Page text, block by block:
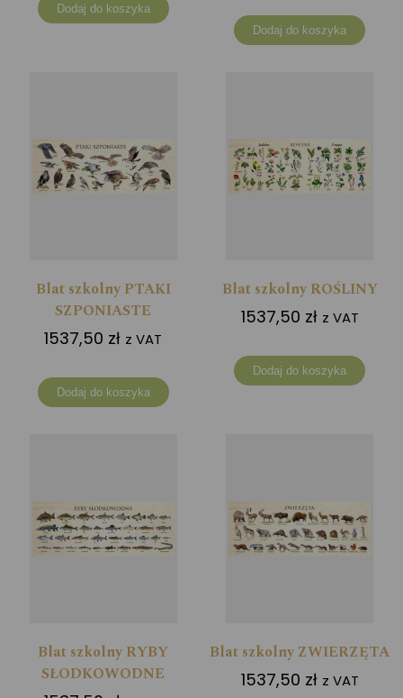
Dodaj do koszyka
Dodaj do koszyka
Blat szkolny PTAKI
SZPONIASTE
1537,50 zł z VAT
Dodaj do koszyka
Blat szkolny ROŚLINY
1537,50 zł z VAT
Dodaj do koszyka
Blat szkolny RYBY
SŁODKOWODNE
Blat szkolny ZWIERZĘTA
1537,50 zł z VAT